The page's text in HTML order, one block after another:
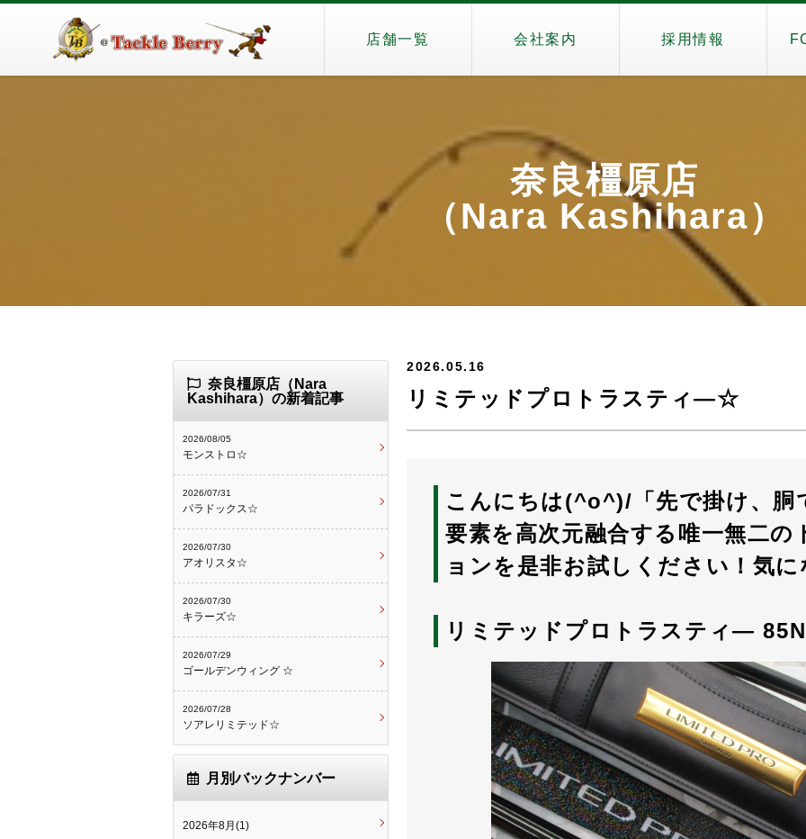
店舗一覧 会社案内 採用情報
奈良橿原店
（Nara Kashihara）
2026.05.16
リミテッドプロトラスティ―☆
こんにちは(^o^)/「先で掛け、胴
要素を高次元融合する唯一無二
ョンを是非お試しください！気
リミテッドプロトラスティ―
奈良橿原店（Nara
Kashihara）の新着記事
2026/08/05
モンストロ☆
2026/07/31
パラドックス☆
2026/07/30
アオリスタ☆
2026/07/30
キラーズ☆
2026/07/29
ゴールデンウィング ☆
2026/07/28
ソアレリミテッド☆
月別バックナンバー
2026年8月(1)